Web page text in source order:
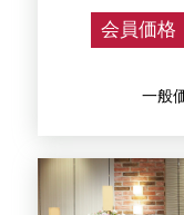
会員価格
一般